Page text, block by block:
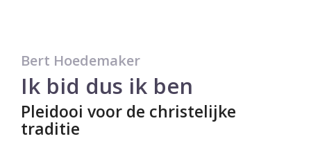
Bert Hoedemaker
Ik bid dus ik ben
Pleidooi voor de christelijke
traditie